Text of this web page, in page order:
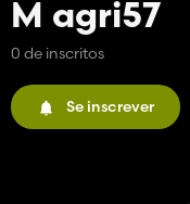
M agri57
0 de inscritos
Se inscrever